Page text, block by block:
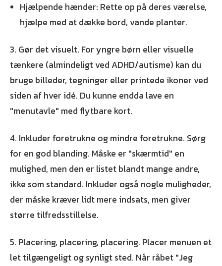
Hjælpende hænder: Rette op på deres værelse,
hjælpe med at dække bord, vande planter.
3. Gør det visuelt. For yngre børn eller visuelle
tænkere (almindeligt ved ADHD/autisme) kan du
bruge billeder, tegninger eller printede ikoner ved
siden af hver idé. Du kunne endda lave en
"menutavle" med flytbare kort.
4. Inkluder foretrukne og mindre foretrukne. Sørg
for en god blanding. Måske er "skærmtid" en
mulighed, men den er listet blandt mange andre,
ikke som standard. Inkluder også nogle muligheder,
der måske kræver lidt mere indsats, men giver
større tilfredsstillelse.
5. Placering, placering, placering. Placer menuen et
let tilgængeligt og synligt sted. Når råbet "Jeg